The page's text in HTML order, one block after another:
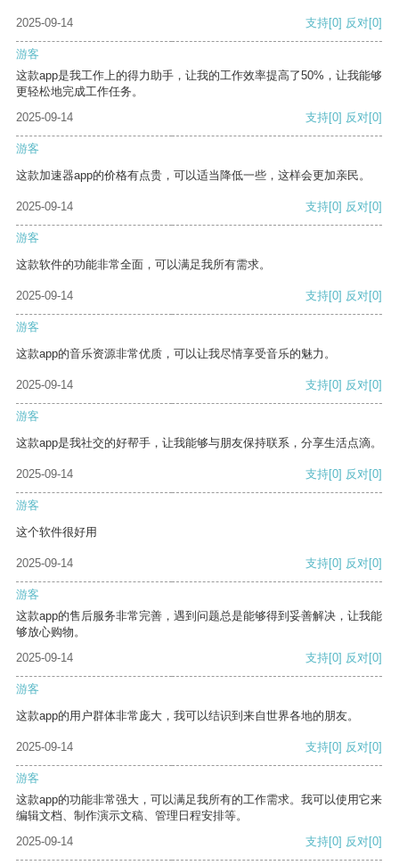
2025-09-14 支持[0] 反对[0]
游客
这款app是我工作上的得力助手，让我的工作效率提高了50%，让我能够
更轻松地完成工作任务。
2025-09-14
支持[0] 反对[0]
游客
这款加速器app的价格有点贵，可以适当降低一些，这样会更加亲民。
2025-09-14 支持[0] 反对[0]
游客
这款软件的功能非常全面，可以满足我所有需求。
2025-09-14 支持[0] 反对[0]
游客
这款app的音乐资源非常优质，可以让我尽情享受音乐的魅力。
2025-09-14 支持[0] 反对[0]
游客
这款app是我社交的好帮手，让我能够与朋友保持联系，分享生活点滴。
2025-09-14 支持[0] 反对[0]
游客
这个软件很好用
2025-09-14 支持[0] 反对[0]
游客
这款app的售后服务非常完善，遇到问题总是能够得到妥善解决，让我能
够放心购物。
2025-09-14
支持[0] 反对[0]
游客
这款app的用户群体非常庞大，我可以结识到来自世界各地的朋友。
2025-09-14 支持[0] 反对[0]
游客
这款app的功能非常强大，可以满足我所有的工作需求。我可以使用它来
编辑文档、制作演示文稿、管理日程安排等。
2025-09-14
支持[0] 反对[0]